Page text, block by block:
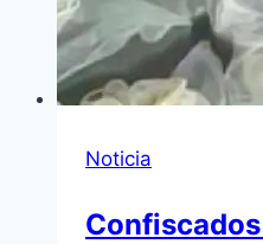
Noticia